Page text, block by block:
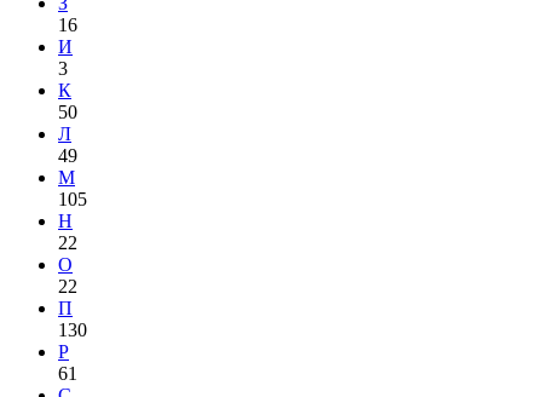
16
И
3
К
50
Л
49
М
105
Н
22
О
22
П
130
Р
61